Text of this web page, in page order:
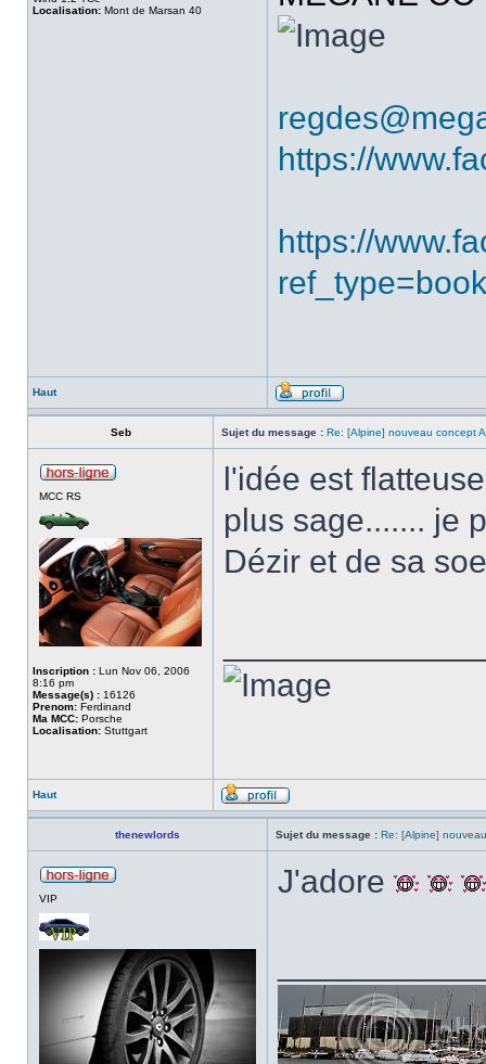
Localisation: Mont de Marsan 40
https://
https://
Haut
Seb Sujet du message : Re: [Alpine] nouveau concept
MCC RS
Inscription : Lun Nov 06, 2006
8:16 pm
Message(s) : 16126
Prenom: Ferdinand
Ma MCC: Porsche
Localisation: Stuttgart
l'idée est
plus sage....... je
Dézir et de sa
Haut
thenewlords Sujet du message : Re: [Alpine]
VIP J'adore